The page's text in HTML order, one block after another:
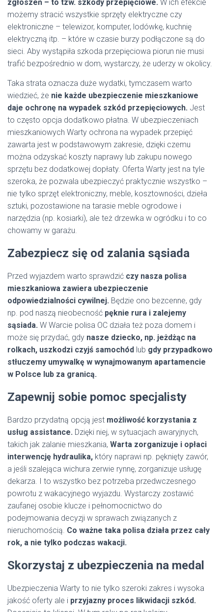
zgłoszeń – to tzw. szkody przepięciowe. W ich efekcie
możemy stracić wszystkie sprzęty elektryczne czy
elektroniczne – telewizor, komputer, lodówkę, kuchnię
elektryczną itp. – które w czasie burzy podłączone są do
sieci. Aby wystąpiła szkoda przepięciowa piorun nie musi
trafić bezpośrednio w dom, wystarczy, że uderzy w okolicy.
Taka strata oznacza duże wydatki, tymczasem warto
wiedzieć, że nie każde ubezpieczenie mieszkaniowe
daje ochronę na wypadek szkód przepięciowych. Jest
to często opcja dodatkowo płatna. W ubezpieczeniach
mieszkaniowych Warty ochrona na wypadek przepięć
zawarta jest w podstawowym zakresie, dzięki czemu
można odzyskać koszty naprawy lub zakupu nowego
sprzętu bez dodatkowej dopłaty. Oferta Warty jest na tyle
szeroka, że pozwala ubezpieczyć praktycznie wszystko –
nie tylko sprzęt elektroniczny, meble, kosztowności, dzieła
sztuki, pozostawione na tarasie meble ogrodowe i
narzędzia (np. kosiarki), ale też drzewka w ogródku i to co
chowamy w garażu.
Zabezpiecz się od zalania sąsiada
Przed wyjazdem warto sprawdzić czy nasza polisa
mieszkaniowa zawiera ubezpieczenie
odpowiedzialności cywilnej. Będzie ono bezcenne, gdy
np. pod naszą nieobecność pęknie rura i zalejemy
sąsiada. W Warcie polisa OC działa też poza domem i
może się przydać, gdy nasze dziecko, np. jeżdżąc na
rolkach, uszkodzi czyjś samochód lub gdy przypadkowo
stłuczemy umywalkę w wynajmowanym apartamencie
w Polsce lub za granicą.
Zapewnij sobie pomoc specjalisty
Bardzo przydatną opcją jest możliwość korzystania z
usług assistance. Dzięki niej, w sytuacjach awaryjnych,
takich jak zalanie mieszkania, Warta zorganizuje i opłaci
interwencję hydraulika, który naprawi np. pęknięty zawór,
a jeśli szalejąca wichura zerwie rynnę, zorganizuje usługę
dekarza. I to wszystko bez potrzeba przedwczesnego
powrotu z wakacyjnego wyjazdu. Wystarczy zostawić
zaufanej osobie klucze i pełnomocnictwo do
podejmowania decyzji w sprawach związanych z
nieruchomością. Co ważne taka polisa działa przez cały
rok, a nie tylko podczas wakacji.
Skorzystaj z ubezpieczenia na medal
Ubezpieczenia Warty to nie tylko szeroki zakres i wysoka
jakość oferty ale i przyjazny proces likwidacji szkód.